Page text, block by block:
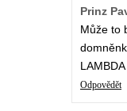
Prinz
Může to
LAMBDA
Odpovědět